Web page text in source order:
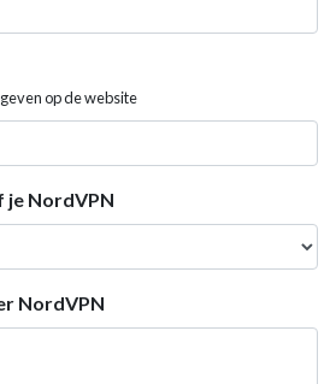
op de website
je NordVPN
NordVPN